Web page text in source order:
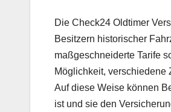
Die Check24 Oldtimer
Besitzern historischer
maßgeschneiderte Tarife
Möglichkeit, verschiedene
Auf diese Weise können
ist und sie den